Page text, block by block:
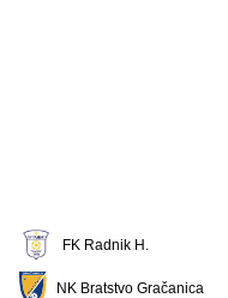
FK Radnik H.
NK Bratstvo Gračanica